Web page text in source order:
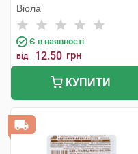
Віола
Є в наявності
від 12.50 грн
КУПИТИ